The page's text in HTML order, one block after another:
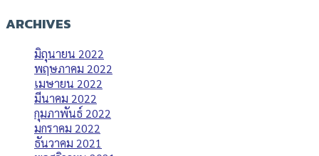
ARCHIVES
มิถุนายน 2022
พฤษภาคม 2022
เมษายน 2022
มีนาคม 2022
กุมภาพันธ์ 2022
มกราคม 2022
ธันวาคม 2021